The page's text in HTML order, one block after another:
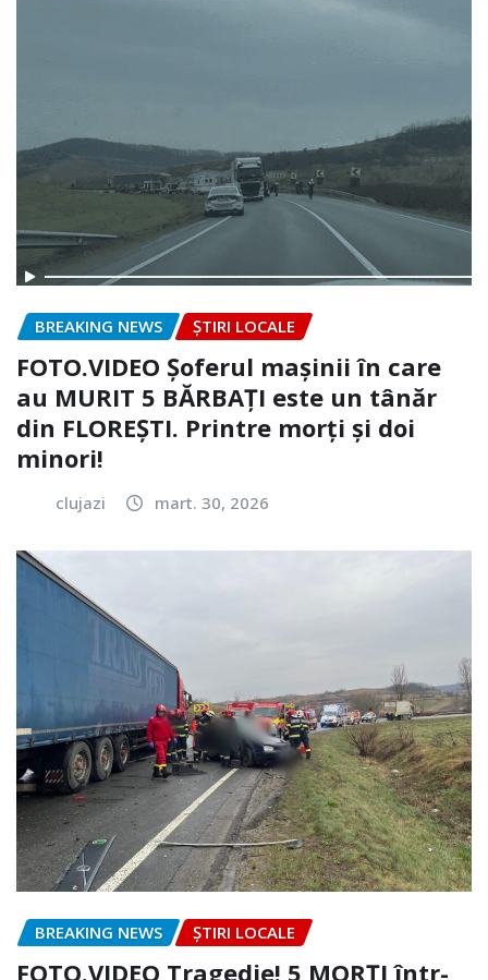
BREAKING NEWS ȘTIRI LOCALE
FOTO.VIDEO Șoferul mașinii în care
au MURIT 5 BĂRBAȚI este un tânăr
din FLOREȘTI. Printre morți și doi
minori!
clujazi mart. 30, 2026
BREAKING NEWS ȘTIRI LOCALE
FOTO.VIDEO Tragedie! 5 MORȚI într-